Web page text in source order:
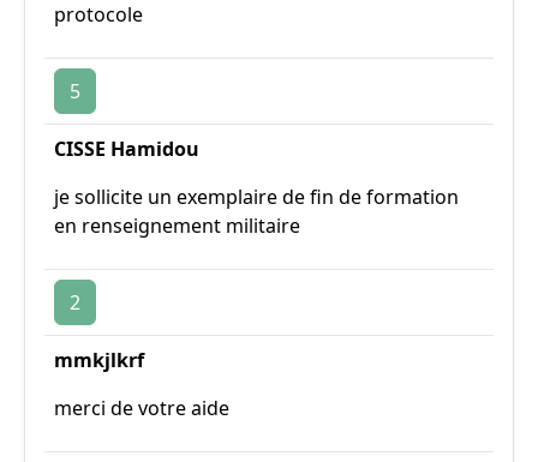
protocole
5
CISSE Hamidou
je sollicite un exemplaire de fin de formation
en renseignement militaire
2
mmkjlkrf
merci de votre aide